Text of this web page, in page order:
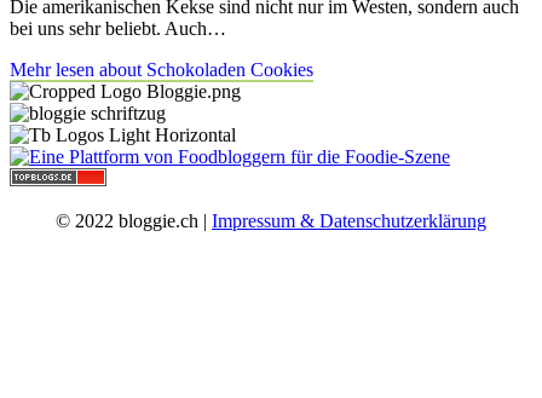
Die amerikanischen Kekse sind nicht nur im Westen, sondern auch
bei uns sehr beliebt. Auch…
Mehr lesen about Schokoladen Cookies
© 2022 bloggie.ch | Impressum & Datenschutzerklärung